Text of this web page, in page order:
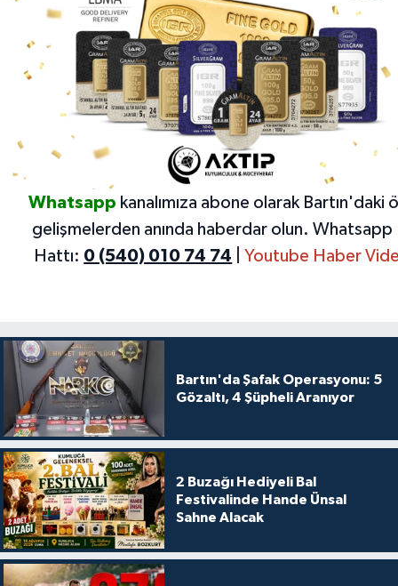
Whatsapp kanalımıza abone olarak Bartın'daki
gelişmelerden anında haberdar olun. Whatsapp
Hattı: 0 (540) 010 74 74 Youtube Haber
Bartın'da Şafak Operasyonu: 5
Gözaltı, 4 Şüpheli Aranıyor
2 Buzağı Hediyeli Bal
Festivalinde Hande Ünsal
Sahne Alacak